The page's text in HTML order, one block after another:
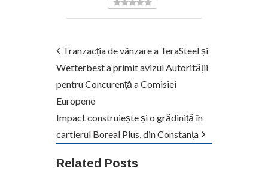
Tranzacția de vânzare a TeraSteel și
Wetterbest a primit avizul Autorității
pentru Concurență a Comisiei
Europene
Impact construiește și o grădiniță în
cartierul Boreal Plus, din Constanța
Related Posts